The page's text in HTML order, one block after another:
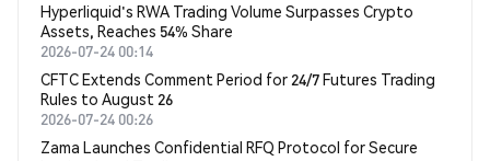
Hyperliquid's RWA Trading Volume Surpasses Crypto
Assets, Reaches 54% Share
2026-07-24 00:14
CFTC Extends Comment Period for 24/7 Futures Trading
Rules to August 26
2026-07-24 00:26
Zama Launches Confidential RFQ Protocol for Secure